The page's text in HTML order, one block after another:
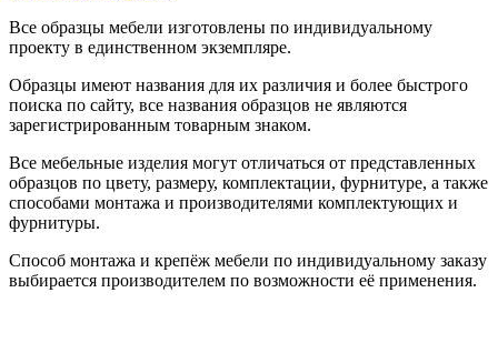
Все образцы мебели изготовлены по индивидуальному
проекту в единственном экземпляре.
Образцы имеют названия для их различия и более быстрого
поиска по сайту, все названия образцов не являются
зарегистрированным товарным знаком.
Все мебельные изделия могут отличаться от представленных
образцов по цвету, размеру, комплектации, фурнитуре, а также
способами монтажа и производителями комплектующих и
фурнитуры.
Способ монтажа и крепёж мебели по индивидуальному заказу
выбирается производителем по возможности её применения.